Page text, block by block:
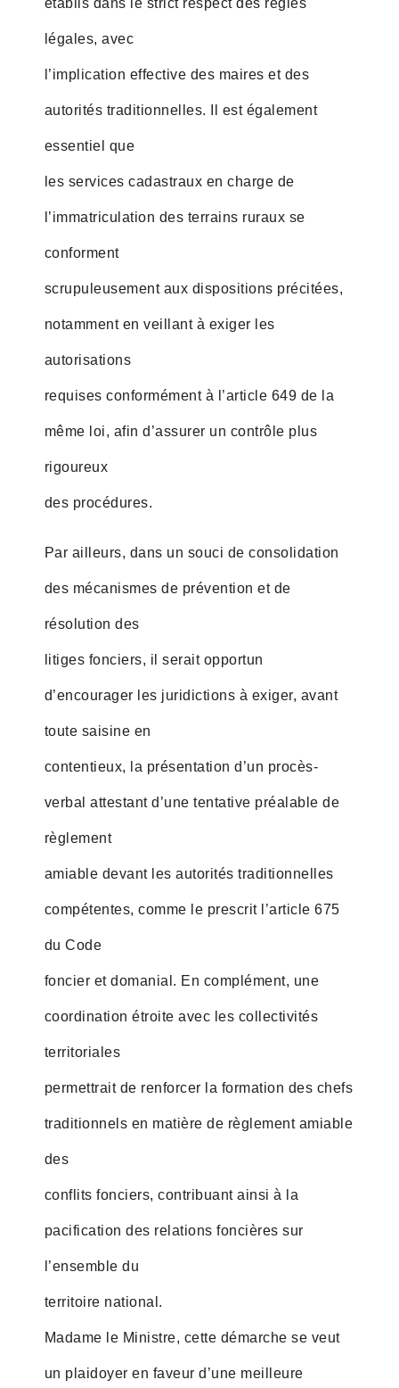
légales, avec
l’implication effective des maires et des
autorités traditionnelles. Il est également
essentiel que
les services cadastraux en charge de
l’immatriculation des terrains ruraux se
conforment
scrupuleusement aux dispositions précitées,
notamment en veillant à exiger les
autorisations
requises conformément à l’article 649 de la
même loi, afin d’assurer un contrôle plus
rigoureux
des procédures.
Par ailleurs, dans un souci de consolidation
des mécanismes de prévention et de
résolution des
litiges fonciers, il serait opportun
d’encourager les juridictions à exiger, avant
toute saisine en
contentieux, la présentation d’un procès-
verbal attestant d’une tentative préalable de
règlement
amiable devant les autorités traditionnelles
compétentes, comme le prescrit l’article 675
du Code
foncier et domanial. En complément, une
coordination étroite avec les collectivités
territoriales
permettrait de renforcer la formation des chefs
traditionnels en matière de règlement amiable
des
conflits fonciers, contribuant ainsi à la
pacification des relations foncières sur
l’ensemble du
territoire national.
Madame le Ministre, cette démarche se veut
un plaidoyer en faveur d’une meilleure